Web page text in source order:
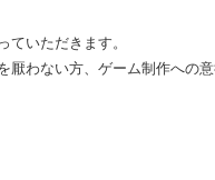
いただきます。
厭わない方、ゲーム制作への